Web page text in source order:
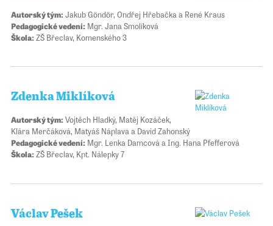
Autorský tým:Jakub Göndör, Ondřej Hřebačka a René Kraus
Pedagogické vedení: Mgr. Jana Smolíková
Škola:ZŠ Břeclav, Komenského 3
Zdenka Miklíková
Autorský tým:Vojtěch Hladký, Matěj Kozáček,
Klára Merčáková, Matyáš Náplava a David Zahonský
Pedagogické vedení: Mgr. Lenka Damcová a Ing. Hana Pfefferová
Škola:ZŠ Břeclav, Kpt. Nálepky 7
Václav Pešek